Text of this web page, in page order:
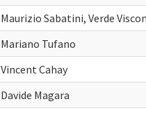
Maurizio Sabatini, Verde
Mariano Tufano
Vincent Cahay
Davide Magara